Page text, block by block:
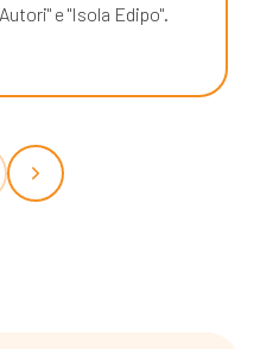
e "Isola Edipo".